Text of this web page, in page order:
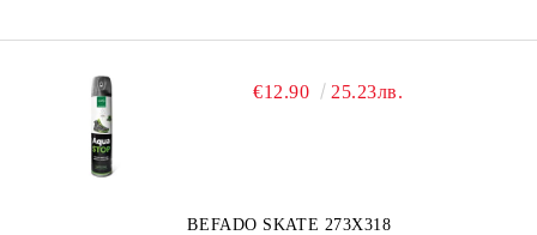
€12.90 25.23лв.
BEFADO SKATE 273X318